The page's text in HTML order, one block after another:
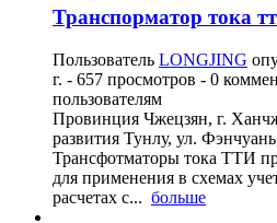
Транспорматор тока
Пользователь LONGJING
г. - 657 просмотров - 0
пользователям
Провинция Чжецзян, г.
развития Тунлу, ул.
Трансфотматоры тока ТТИ
для применения в схемах
расчетах с... больше